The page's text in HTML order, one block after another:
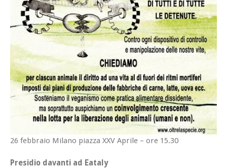
26 febbraio Milano piazza XXV Aprile – ore 15.30
Presidio davanti ad Eataly